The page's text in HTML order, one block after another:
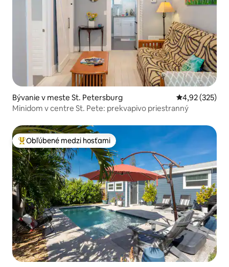
Bývanie v meste St. Petersburg Priemerné
4,92 (325)
Minidom v centre St. Pete: prekvapivo priestranný
Najobľúbenejšie medzi hosťami
Obľúbené medzi hosťami